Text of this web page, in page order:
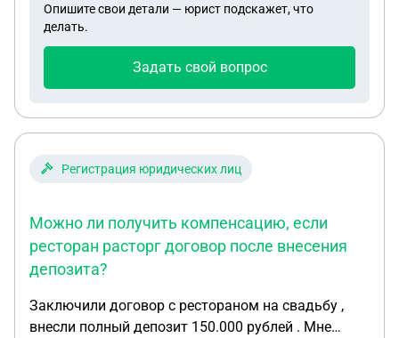
Опишите свои детали — юрист подскажет, что
делать.
Задать свой вопрос
Регистрация юридических лиц
Можно ли получить компенсацию, если
ресторан расторг договор после внесения
депозита?
Заключили договор с рестораном на свадьбу ,
внесли полный депозит 150.000 рублей . Мне